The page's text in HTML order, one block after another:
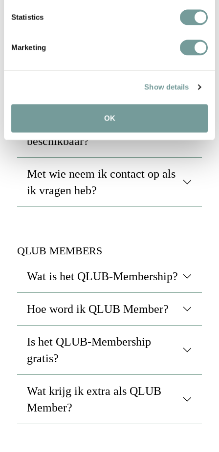
Statistics
Marketing
Show details
OK
beschikbaar?
Zijn er spa- of
wellnessfaciliteiten
beschikbaar?
Met wie neem ik contact op als
ik vragen heb?
QLUB MEMBERS
Wat is het QLUB-Membership?
Hoe word ik QLUB Member?
Is het QLUB-Membership
gratis?
Wat krijg ik extra als QLUB
Member?